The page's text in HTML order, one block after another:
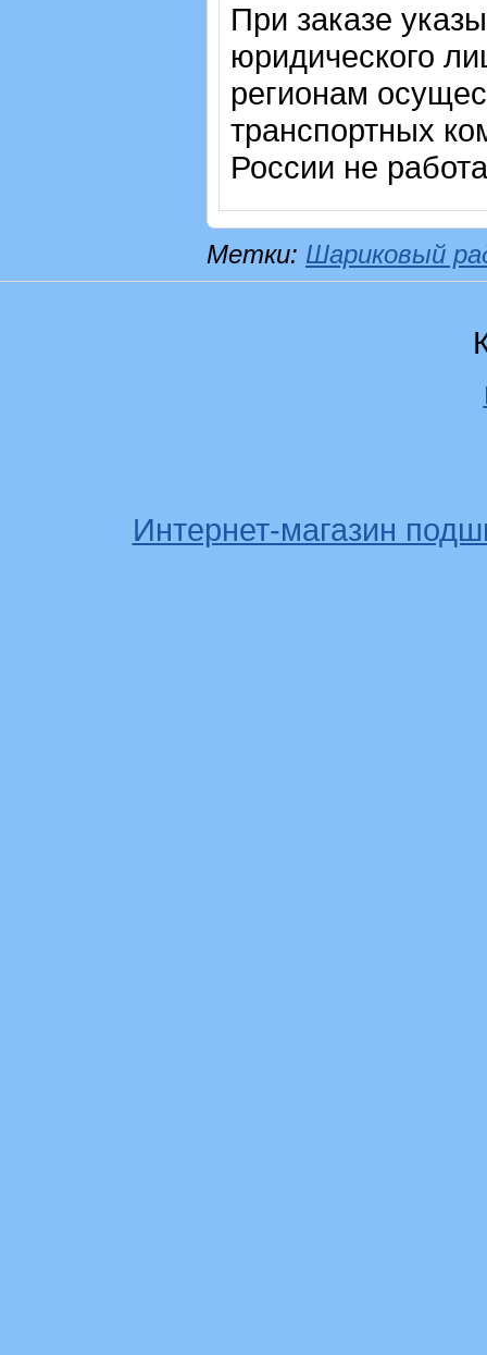
При заказе
юридического
регионам
транспортных
России не
Метки: Шариковый
Интернет-магазин